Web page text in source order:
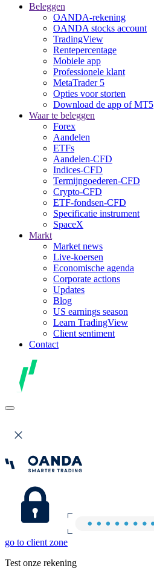
Beleggen
OANDA-rekening
OANDA stocks account
TradingView
Rentepercentage
Mobiele app
Professionele klant
MetaTrader 5
Opties voor storten
Download de app of MT5
Waar te beleggen
Forex
Aandelen
ETFs
Aandelen-CFD
Indices-CFD
Termijngoederen-CFD
Crypto-CFD
ETF-fondsen-CFD
Specificatie instrument
SpaceX
Markt
Market news
Live-koersen
Economische agenda
Corporate actions
Updates
Blog
US earnings season
Learn TradingView
Client sentiment
Contact
go to client zone
Test onze rekening